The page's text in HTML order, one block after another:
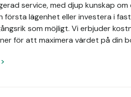
service, med djup kunskap om
första lägenhet eller investera i
som möjligt. Vi erbjuder
för att maximera värdet på din